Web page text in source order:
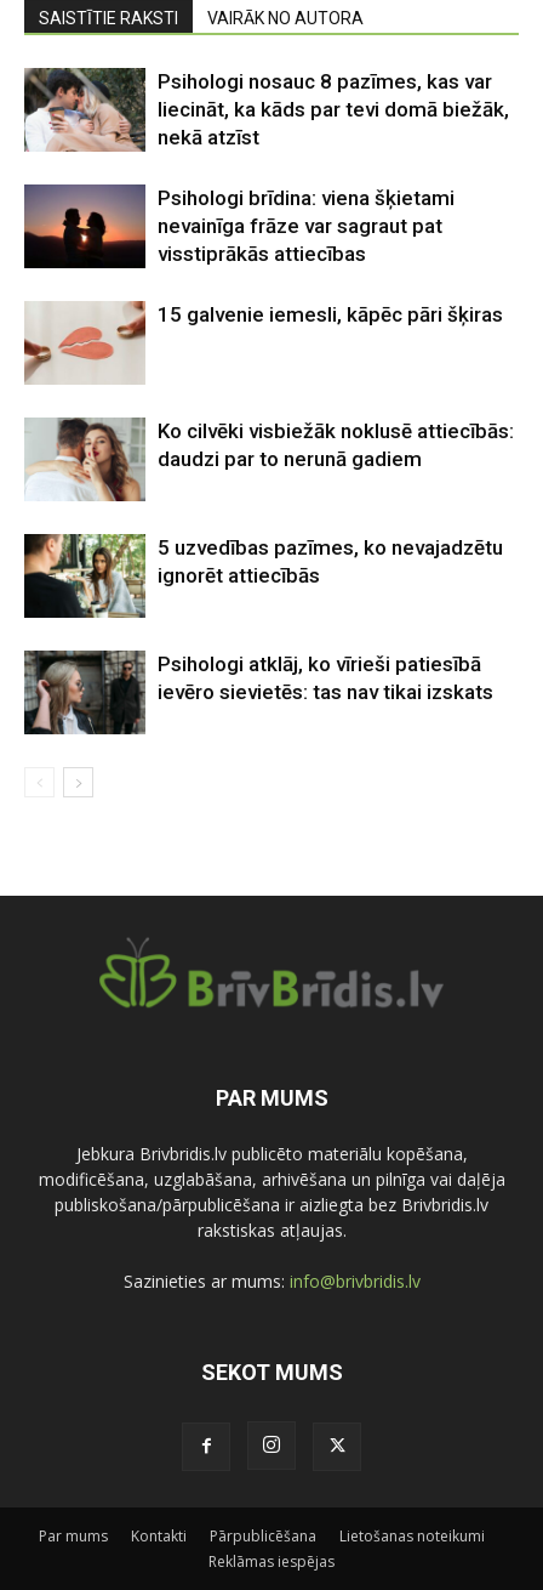
SAISTĪTIE RAKSTI VAIRĀK NO AUTORA
Psihologi nosauc 8 pazīmes, kas var
liecināt, ka kāds par tevi domā biežāk,
nekā atzīst
Psihologi brīdina: viena šķietami
nevainīga frāze var sagraut pat
visstiprākās attiecības
15 galvenie iemesli, kāpēc pāri šķiras
Ko cilvēki visbiežāk noklusē attiecībās:
daudzi par to nerunā gadiem
5 uzvedības pazīmes, ko nevajadzētu
ignorēt attiecībās
Psihologi atklāj, ko vīrieši patiesībā
ievēro sievietēs: tas nav tikai izskats
PAR MUMS
Jebkura Brivbridis.lv publicēto materiālu kopēšana,
modificēšana, uzglabāšana, arhivēšana un pilnīga vai daļēja
publiskošana/pārpublicēšana ir aizliegta bez Brivbridis.lv
rakstiskas atļaujas.
Sazinieties ar mums: info@brivbridis.lv
SEKOT MUMS
Par mums Kontakti Pārpublicēšana
Lietošanas noteikumi
Reklāmas iespējas